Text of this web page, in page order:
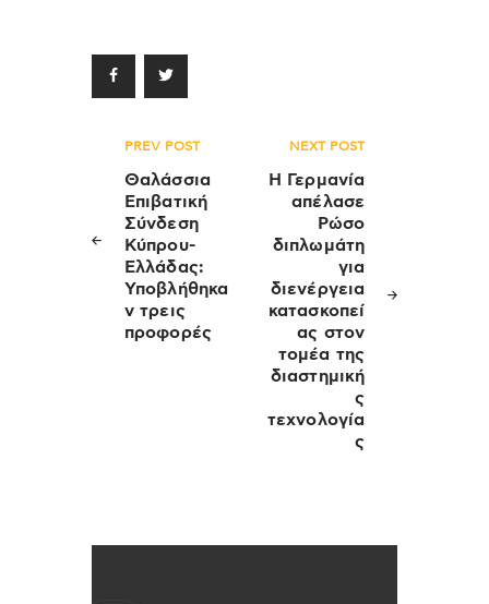
Πλοήγηση
άρθρων
PREV POST
Θαλάσσια
Επιβατική
Σύνδεση
Κύπρου-
Ελλάδας:
Υποβλήθηκα
ν τρεις
προφορές
NEXT POST
Η Γερμανία
απέλασε
Ρώσο
διπλωμάτη
για
διενέργεια
κατασκοπεί
ας στον
τομέα της
διαστημική
ς
τεχνολογία
ς